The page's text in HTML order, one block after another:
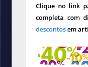
Clique no link
completa com
descontosem